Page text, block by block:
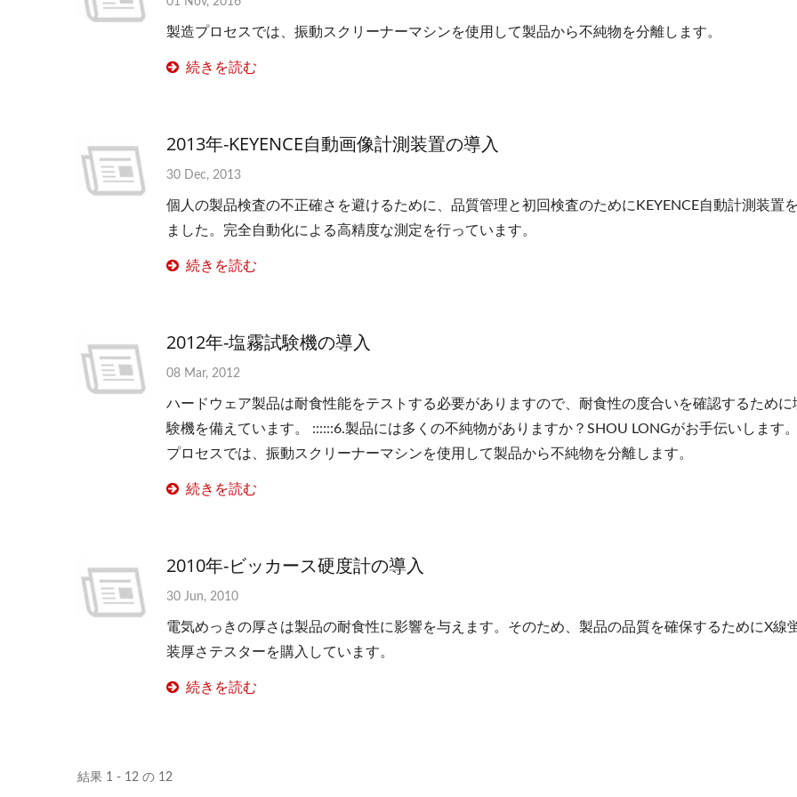
製造プロセスでは、振動スクリーナーマシンを使用して製品から不純物を分離します。
続きを読む
2013年-KEYENCE自動画像計測装置の導入
30 Dec, 2013
個人の製品検査の不正確さを避けるために、品質管理と初回検査のためにKEYENCE自動計測装置
ました。完全自動化による高精度な測定を行っています。
続きを読む
2012年-塩霧試験機の導入
08 Mar, 2012
ハードウェア製品は耐食性能をテストする必要がありますので、耐食性の度合いを確認するために
験機を備えています。 ::::::6.製品には多くの不純物がありますか？SHOU LONGがお手伝いします
プロセスでは、振動スクリーナーマシンを使用して製品から不純物を分離します。
続きを読む
2010年-ビッカース硬度計の導入
30 Jun, 2010
電気めっきの厚さは製品の耐食性に影響を与えます。そのため、製品の品質を確保するためにX線
装厚さテスターを購入しています。
続きを読む
結果 1 - 12 の 12